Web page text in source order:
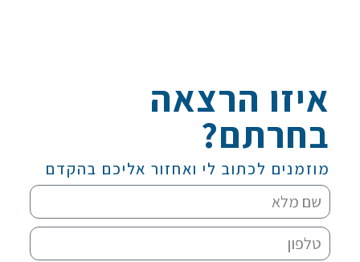
איזו הרצאה
בחרתם?
מוזמנים לכתוב לי ואחזור אליכם בהקדם